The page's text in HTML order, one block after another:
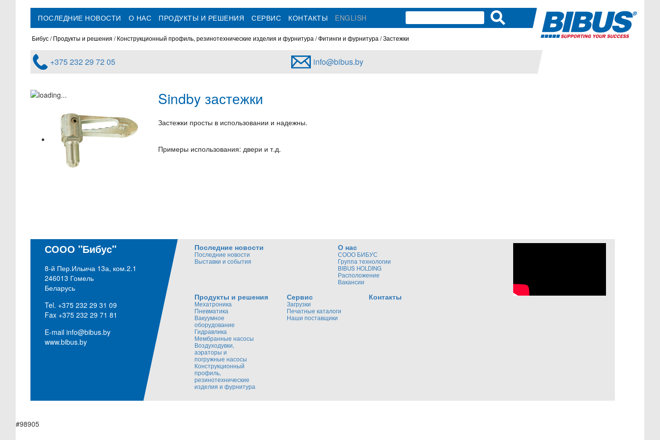
ПОСЛЕДНИЕ НОВОСТИ О НАС ПРОДУКТЫ И РЕШЕНИЯ СЕРВИС КОНТАКТЫ ENGLISH
Бибус Продукты и решения Конструкционный профиль, резинотехнические изделия и фурнитура Фитинги и фурнитура Застежки
+375 232 29 72 05 info@bibus.by
Sindby застежки
Застежки просты в использовании и надежны.
Примеры использования: двери и т.д.
СООО "Бибус"
8-й Пер.Ильича 13а, ком.2.1
246013 Гомель
Беларусь
Tel. +375 232 29 31 09
Fax +375 232 29 71 81
E-mail info@bibus.by
www.bibus.by
Последние новости
Последние новости
Выставки и события
О нас
СООО БИБУС
Группа технологии
BIBUS HOLDING
Расположение
Вакансии
Продукты и решения
Мехатроника
Пневматика
Вакуумное
оборудование
Гидравлика
Мембранные насосы
Воздуходувки,
аэраторы и
погружные насосы
Конструкционный
профиль,
резинотехнические
изделия и фурнитура
Сервис
Загрузки
Печатные каталоги
Наши поставщики
Контакты
#98905